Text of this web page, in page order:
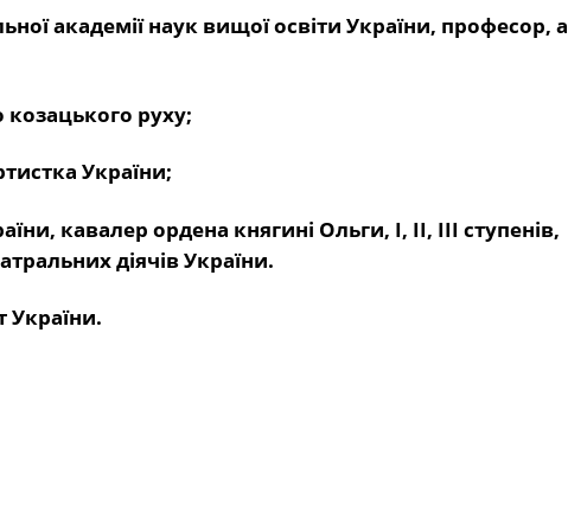
академії наук вищої освіти України, професор,
козацького руху;
України;
кавалер ордена княгині Ольги, I, II, III ступенів,
діячів України.
України.